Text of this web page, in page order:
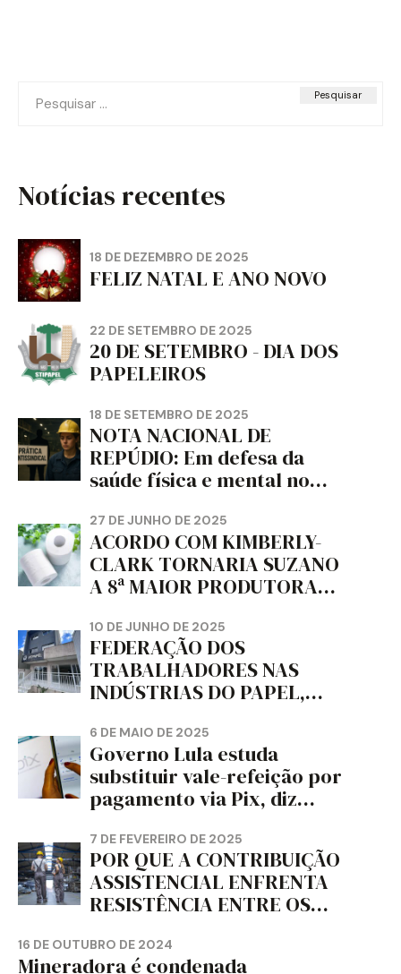
por:
Notícias recentes
18 DE DEZEMBRO DE 2025
FELIZ NATAL E ANO NOVO
22 DE SETEMBRO DE 2025
20 DE SETEMBRO - DIA DOS
PAPELEIROS
18 DE SETEMBRO DE 2025
NOTA NACIONAL DE
REPÚDIO: Em defesa da
saúde física e mental no
da dignidade sindical.
27 DE JUNHO DE 2025
ACORDO COM KIMBERLY-
CLARK TORNARIA SUZANO
A 8ª MAIOR PRODUTORA
MUNDO, DIZ FITCH
10 DE JUNHO DE 2025
FEDERAÇÃO DOS
TRABALHADORES NAS
INDÚSTRIAS DO PAPEL,
CORTIÇA E ARTEFATOS DE
PAPEL DO ESTADO DO
PARANÁ – FETRAPEL-PR
6 DE MAIO DE 2025
Governo Lula estuda
substituir vale-refeição por
pagamento via Pix, diz
7 DE FEVEREIRO DE 2025
POR QUE A CONTRIBUIÇÃO
ASSISTENCIAL ENFRENTA
RESISTÊNCIA ENTRE OS
16 DE OUTUBRO DE 2024
Mineradora é condenada